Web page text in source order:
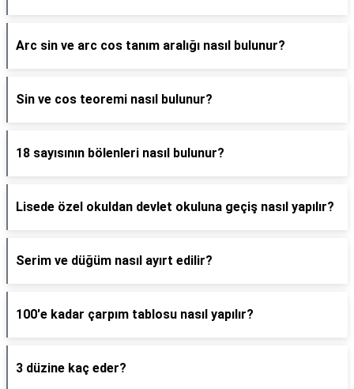
Arc sin ve arc cos tanım aralığı nasıl bulunur?
Sin ve cos teoremi nasıl bulunur?
18 sayısının bölenleri nasıl bulunur?
Lisede özel okuldan devlet okuluna geçiş nasıl yapılır?
Serim ve düğüm nasıl ayırt edilir?
100'e kadar çarpım tablosu nasıl yapılır?
3 düzine kaç eder?